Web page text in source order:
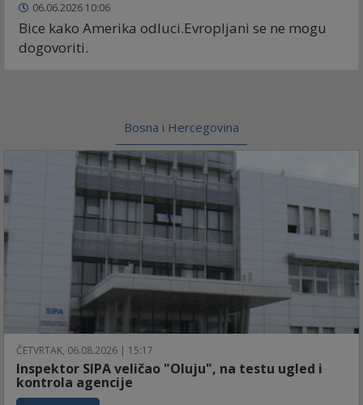
06.06.2026 10:06
Bice kako Amerika odluci.Evropljani se ne mogu
dogovoriti.
Bosna i Hercegovina
ČETVRTAK, 06.08.2026 | 15:17
Inspektor SIPA veličao "Oluju", na testu ugled i
kontrola agencije